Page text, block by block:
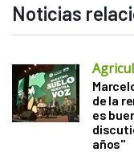
Noticias
de la
es
años"